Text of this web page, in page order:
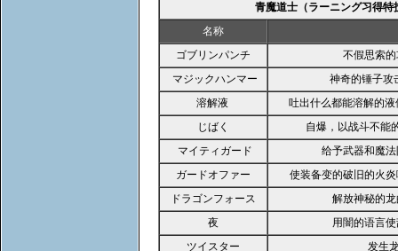
青魔道士（ラーニング习得
名称
ゴブリンパンチ
不假思索
マジックハンマー
神奇的锤子攻
溶解液
吐出什么都能溶解的
じばく
自爆，以战斗不能
マイティガード
给予武器和魔
ガードオファー
使装备变的破旧的火
ドラゴンフォース
解放神秘的
夜
用闇的语言
ツイスター
发生